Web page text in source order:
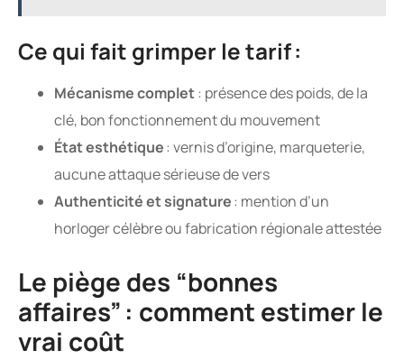
Ce qui fait grimper le tarif :
Mécanisme complet: présence des poids, de la
clé, bon fonctionnement du mouvement
État esthétique: vernis d’origine, marqueterie,
aucune attaque sérieuse de vers
Authenticité et signature: mention d’un
horloger célèbre ou fabrication régionale attestée
Le piège des “bonnes
affaires” : comment estimer le
vrai coût